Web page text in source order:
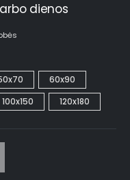
dienos
60x90
100x150 120x180